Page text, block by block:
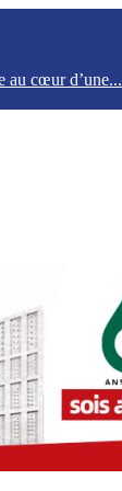
au cœur d’une...